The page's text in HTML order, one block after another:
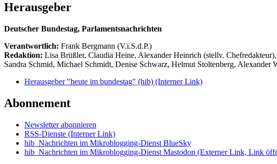
Herausgeber
Deutscher Bundestag, Parlamentsnachrichten
Verantwortlich: Frank Bergmann (V.i.S.d.P.)
Redaktion: Lisa Brüßler, Claudia Heine, Alexander Heinrich (stellv.
Sandra Schmid, Michael Schmidt, Denise Schwarz, Helmut Stoltenberg, Alexander
Herausgeber "heute im bundestag" (hib) (Interner Link)
Abonnement
Newsletter abonnieren
RSS-Dienste (Interner Link)
hib_Nachrichten im Mikroblogging-Dienst BlueSky
hib_Nachrichten im Mikroblogging-Dienst Mastodon (Externer Link, Link